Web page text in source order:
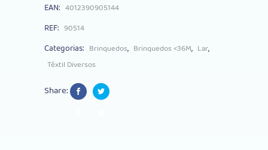
Panda
EAN: 4012390905144
REF: 90514
Categorias: Brinquedos, Brinquedos <36M, Lar,
Têxtil Diversos
Share: